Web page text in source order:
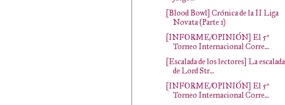
[Blood Bowl] Crónica de la II Liga
Novata (Parte 1)
[INFORME/OPINIÓN] El 5º
Torneo Internacional Corre...
[Escalada de los lectores] La escalada
de Lord Str...
[INFORME/OPINIÓN] El 5º
Torneo Internacional Corre...